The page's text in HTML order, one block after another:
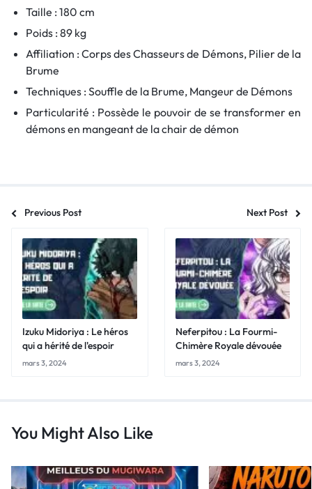
Taille : 180 cm
Poids : 89 kg
Affiliation : Corps des Chasseurs de Démons, Pilier de la
Brume
Techniques : Souffle de la Brume, Mangeur de Démons
Particularité : Possède le pouvoir de se transformer en
démons en mangeant de la chair de démon
Previous Post Next Post
Izuku Midoriya : Le héros
qui a hérité de l'espoir
mars 3, 2024
Neferpitou : La Fourmi-
Chimère Royale dévouée
mars 3, 2024
You Might Also Like